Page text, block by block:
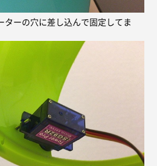
ターの穴に差し込んで固定してま